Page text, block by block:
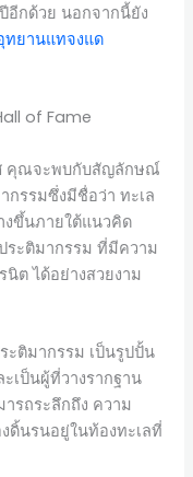
อีกด้วย นอกจากนี้ยัง
ทยานแทจงแด
คุณจะพบกับสัญลักษณ์
กรรมซึ่งมีชื่อว่า ทะเล
งขึ้นภายใต้แนวคิด
ระติมากรรม ที่มีความ
ต ได้อย่างสวยงาม
ติมากรรม เป็นรูปปั้น
เป็นผู้ที่วางรากฐาน
ารถระลึกถึง ความ
ดิ้นรนอยู่ในท้องทะเลที่